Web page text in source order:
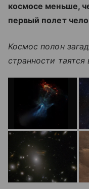
космосе меньше,
первый полет
Космос полон
странности таятся